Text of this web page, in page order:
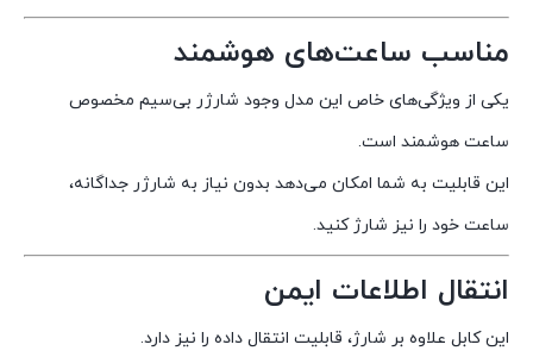
مناسب ساعت‌های هوشمند
یکی از ویژگی‌های خاص این مدل وجود شارژر بی‌سیم مخصوص
ساعت هوشمند است.
این قابلیت به شما امکان می‌دهد بدون نیاز به شارژر جداگانه،
ساعت خود را نیز شارژ کنید.
انتقال اطلاعات ایمن
این کابل علاوه بر شارژ، قابلیت انتقال داده را نیز دارد.